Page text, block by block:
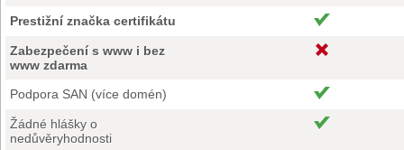
Prestižní značka certifikátu
Zabezpečení s www i bez
www zdarma
Podpora SAN (více domén)
Žádné hlášky o
nedůvěryhodnosti